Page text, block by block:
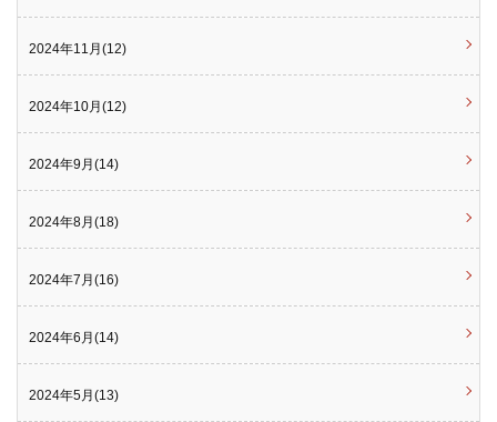
2024年11月(12)
2024年10月(12)
2024年9月(14)
2024年8月(18)
2024年7月(16)
2024年6月(14)
2024年5月(13)